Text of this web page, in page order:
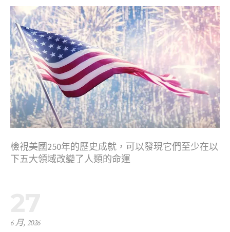
檢視美國250年的歷史成就，可以發現它們至少在以
下五大領域改變了人類的命運
6 月, 2026